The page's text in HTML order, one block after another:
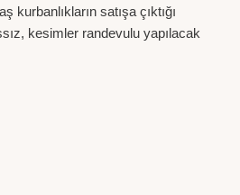
kurbanlıkların satışa çıktığı
kesimler randevulu yapılacak